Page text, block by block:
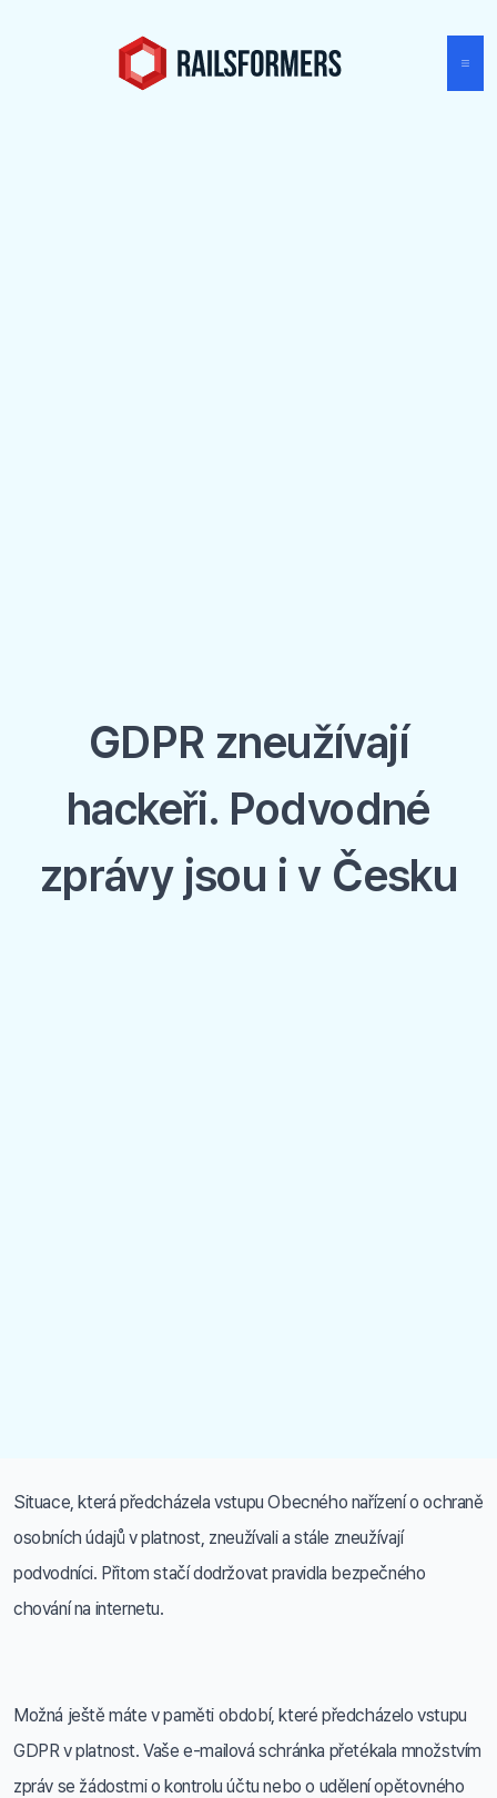
GDPR zneužívají
hackeři. Podvodné
zprávy jsou i v Česku
Situace, která předcházela vstupu Obecného nařízení o ochraně
osobních údajů v platnost, zneužívali a stále zneužívají
podvodníci. Přitom stačí dodržovat pravidla bezpečného
chování na internetu.
Možná ještě máte v paměti období, které předcházelo vstupu
GDPR v platnost. Vaše e-mailová schránka přetékala množstvím
zpráv se žádostmi o kontrolu účtu nebo o udělení opětovného